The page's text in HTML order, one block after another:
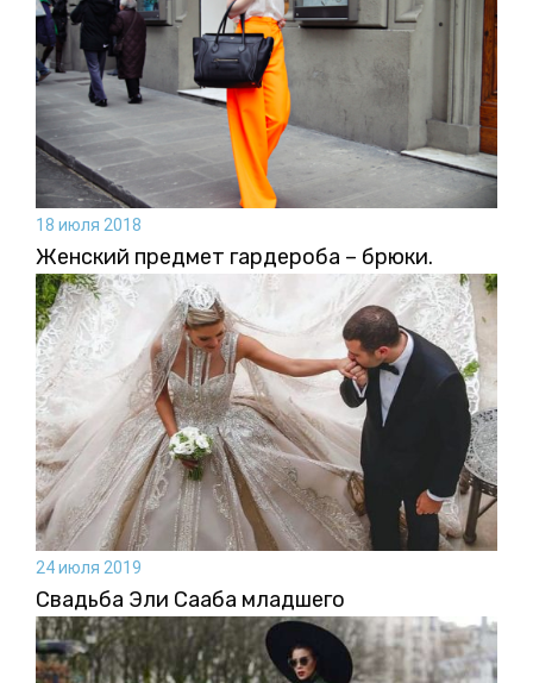
18 июля 2018
Женский предмет гардероба – брюки.
24 июля 2019
Свадьба Эли Сааба младшего